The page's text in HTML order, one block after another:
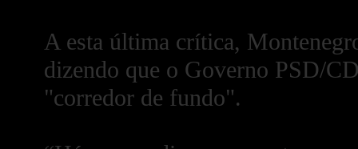
A esta última crítica,
dizendo que o Governo PSD/
"corredor de fundo".